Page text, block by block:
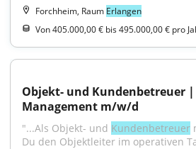
Forchheim, Raum Erlangen
Von 405.000,00 € bis 495.000,00 € pro
Objekt- und Kundenbetreuer
Management m/w/d
"...Als Objekt- und Kundenbetreuer
Du den Objektleiter im operativen